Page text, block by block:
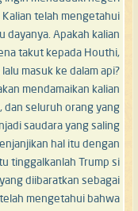
Kalian telah mengetahui
dayanya. Apakah kalian
takut kepada Houthi,
masuk ke dalam api?
mendamaikan kalian
dan seluruh orang yang
saudara yang saling
hal itu dengan
tinggalkanlah Trump si
diibaratkan sebagai
mengetahui bahwa